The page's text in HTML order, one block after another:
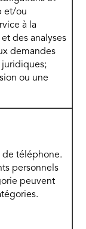
et/ou
à la
des analyses
demandes
juridiques;
ou une
de téléphone.
personnels
peuvent